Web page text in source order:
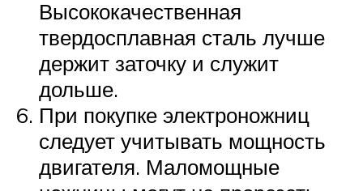
Высококачественная
твердосплавная сталь лучше
держит заточку и служит
дольше.
При покупке электроножниц
следует учитывать мощность
двигателя. Маломощные